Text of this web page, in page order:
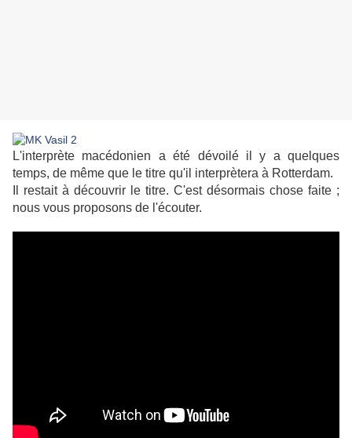
L'interprète macédonien a été dévoilé il y a quelques
temps, de même que le titre qu'il interprètera à Rotterdam.
Il restait à découvrir le titre. C'est désormais chose faite ;
nous vous proposons de l'écouter.